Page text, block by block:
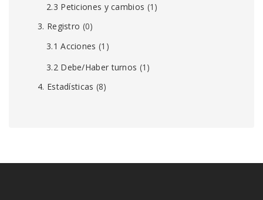
2.3 Peticiones y cambios (1)
3. Registro (0)
3.1 Acciones (1)
3.2 Debe/Haber turnos (1)
4. Estadísticas (8)